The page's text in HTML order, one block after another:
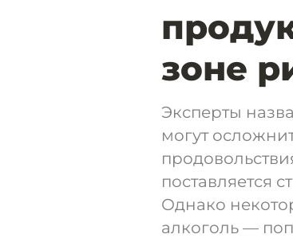
зоне
Эксперты
могут
поставляется
Однако
алкоголь —